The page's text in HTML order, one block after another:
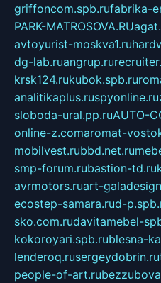
griffoncom.spb.rufabrika-
PARK-MATROSOVA.RU
avtoyurist-moskva1.ru
dg-lab.ruangrup.ru
krsk124.rukubok.spb.ru
analitikaplus.ruspyonline.ru
sloboda-ural.pp.ruAUTO-
online-z.comaromat-
mobilvest.rubbd.net.ru
smp-forum.rubastion-td.ru
avrmotors.ruart-
ecostep-samara.rud-
sko.com.rudavitamebel-
kokoroyari.spb.rublesna-
lenderoq.rusergeydobrin.ru
people-of-art.ru